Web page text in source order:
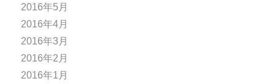
2016年5月
2016年4月
2016年3月
2016年2月
2016年1月